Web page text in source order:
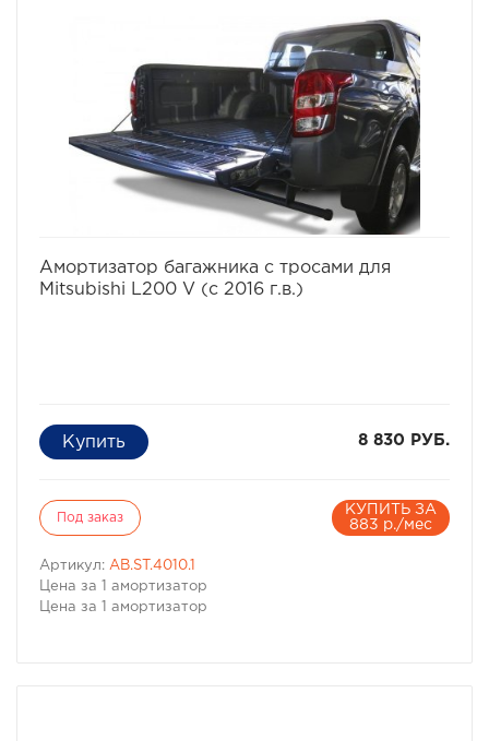
Амортизатор багажника с тросами для
Mitsubishi L200 V (с 2016 г.в.)
8 830 РУБ.
Под заказ
КУПИТЬ ЗА
883 р./мес
Артикул: AB.ST.4010.1
Цена за 1 амортизатор
Цена за 1 амортизатор